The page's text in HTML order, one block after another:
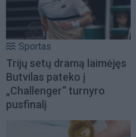
Sportas
Trijų setų dramą laimėjęs
Butvilas pateko į
„Challenger“ turnyro
pusfinalį